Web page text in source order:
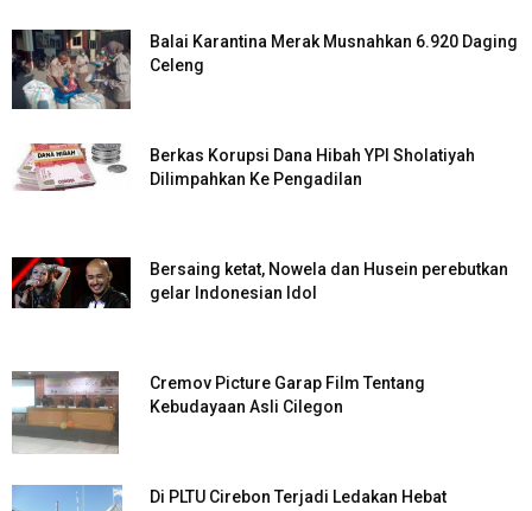
Balai Karantina Merak Musnahkan 6.920 Daging
Celeng
Berkas Korupsi Dana Hibah YPI Sholatiyah
Dilimpahkan Ke Pengadilan
Bersaing ketat, Nowela dan Husein perebutkan
gelar Indonesian Idol
Cremov Picture Garap Film Tentang
Kebudayaan Asli Cilegon
Di PLTU Cirebon Terjadi Ledakan Hebat